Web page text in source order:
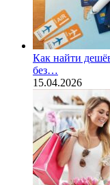
Как найти
без…
15.04.2026